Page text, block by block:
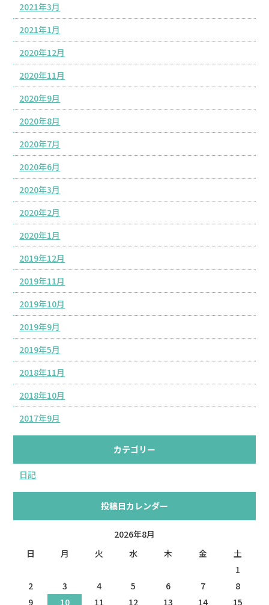
2021年3月
2021年1月
2020年12月
2020年11月
2020年9月
2020年8月
2020年7月
2020年6月
2020年3月
2020年2月
2020年1月
2019年12月
2019年11月
2019年10月
2019年9月
2019年5月
2018年11月
2018年10月
2017年9月
カテゴリー
日記
投稿日カレンダー
2026年8月
日
月 火 水 木 金
土
1
2
3 4 5 6 7
8
9
10 11 12 13 14 15